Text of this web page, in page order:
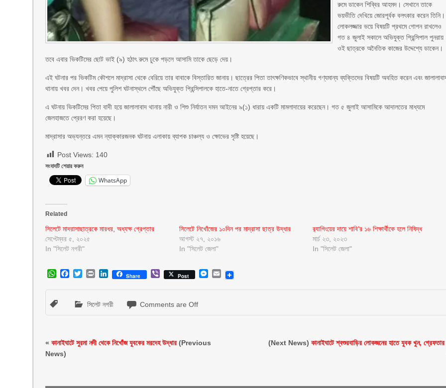
রুমে ডাকেন শিব্বির আহমদ। সেখানে তাকে
ভয়ভীতি দেখিয়ে জোরপূর্বক বলৎকার করেন তিনি।
লোকলজ্জার ভয়ে বিষয়টি প্রথমে গোপন রাখলেও
গত ৪ জুলাই সকালে অভিযুক্ত প্রিন্সিপাল পুনরায়
ওই ছাত্রকে অনৈতিক কাজের উদ্দেশ্যে ডাকেন।
তবে এবার ভিকটিমের ছোট ভাই (৯) হঠাৎ রুমে ঢুকে পড়লে আসামি তাকে ছেড়ে দেয়।
এই ঘটনার পর ভিকটিম কৌশলে মাদ্রাসা থেকে বেরিয়ে তার বাবাকে বিস্তারিত জানায়। ছাত্রের পিতা তাৎক্ষণিকভাবে স্থানীয় গণ্যমান্য ব্যক্তিদের বিষয়টি অবহিত করেন এবং
থানায় খবর দেন। খবর পেয়ে পুলিশ ঘটনাস্থলে পৌঁছে অভিযুক্ত প্রিন্সিপালকে হাতে-নাতে গ্রেপ্তার করে।
এ ঘটনায় ভিকটিমের পিতা বাদী হয়ে জালালাবাদ থানায় নারী ও শিশু নির্যাতন দমন আইনের ৯(১) ধারায় একটি মামলাদায়ের করেছেন। গত ৫ জুলাই আসামিকে আদালতের মাধ্যমে
জেলহাজতে প্রেরণ করা হয়েছে।
মাদ্রাসার অভ্যন্তরে এমন ন্যাক্কারজনক ঘটনায় এলাকায় ব্যাপক চাঞ্চল্য ও ক্ষোভের সৃষ্টি হয়েছে।
Post Views: 140
সংবাদটি শেয়ার করুন
WhatsApp
Related
সিলেটে মাদরাসাছাত্রকে মারধর, অধ্যক্ষ গ্রেপ্তার
সেপ্টেম্বর ৫, ২০২৫
In "সিলেট নগরী"
সিলেটে নিখোঁজের ১০দিন পর মাদ্রাসা ছাত্র উদ্ধার
আগস্ট ২৭, ২০১৬
In "সিলেট জেলা"
র‌্যাগিংয়ের দায়ে শাবি’র ১৬ শিক্ষার্থীকে হলে নিষিদ্ধ
মার্চ ২৩, ২০২৩
In "সিলেট জেলা"
WhatsApp
Facebook
Twitter
Print LinkedIn
Share ViberPost Messenger
Email
সিলেট নগরী Comments are Off
«কানাইঘাটে সুরমা নদী থেকে নিখোঁজ যুবকের মরদেহ উদ্ধার(Previous
News)
(Next News)কানাইঘাটে শ্বশুরবাড়ির লোকজনের হাতে যুবক খুন,